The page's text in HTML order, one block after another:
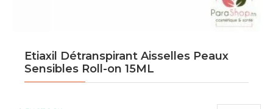
Etiaxil Détranspirant Aisselles Peaux
Sensibles Roll-on 15ML